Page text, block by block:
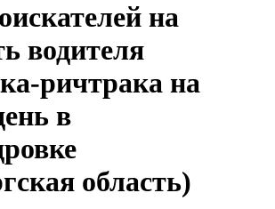
на
водителя
ричтрака на
в
область)